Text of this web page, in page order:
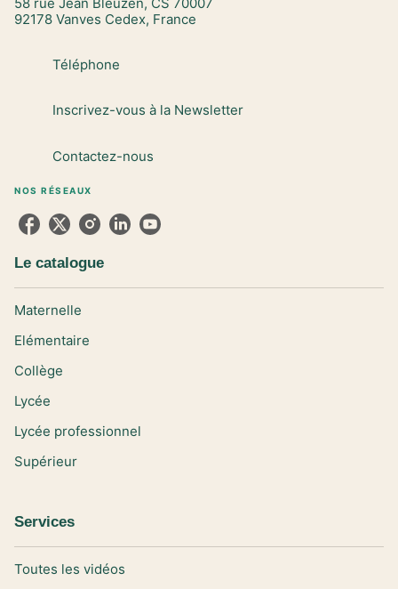
92178 Vanves Cedex, France
Téléphone
Inscrivez-vous à la Newsletter
Contactez-nous
NOS RÉSEAUX
Le catalogue
Maternelle
Elémentaire
Collège
Lycée
Lycée professionnel
Supérieur
Services
Toutes les vidéos